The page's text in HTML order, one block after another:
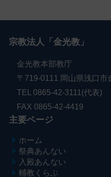
宗教法人「金光教」
金光教本部教庁
〒719-0111 岡山県浅口市
TEL 0865-42-3111(代表)
FAX 0865-42-4419
主要ページ
ホーム
祭典あんない
入殿あんない
輔教くらぶ